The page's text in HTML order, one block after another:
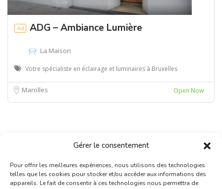
Gérer le consentement
Pour offrir les meilleures expériences, nous utilisons des technologies
telles que les cookies pour stocker et/ou accéder aux informations des
appareils. Le fait de consentir à ces technologies nous permettra de
Ad ADG – Ambiance Lumière
La Maison
Votre spécialiste en éclairage et luminaires à Bruxelles
Marolles Open Now